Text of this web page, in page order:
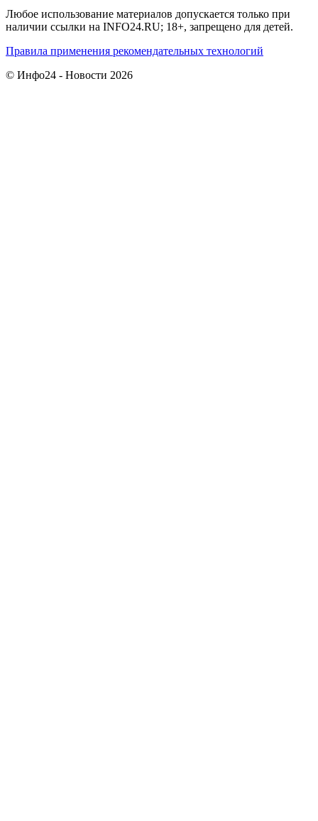
Любое использование материалов допускается только при
наличии ссылки на INFO24.RU; 18+, запрещено для детей.
Правила применения рекомендательных технологий
© Инфо24 - Новости 2026